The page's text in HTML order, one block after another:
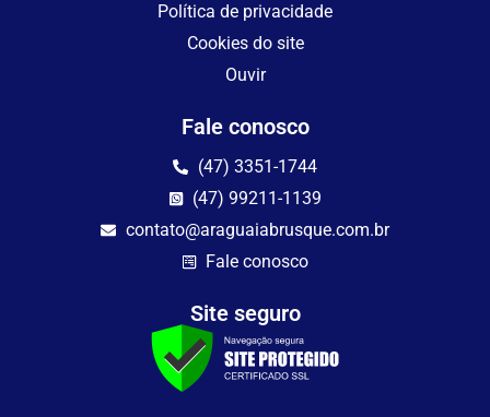
Política de privacidade
Cookies do site
Ouvir
Fale conosco
(47) 3351-1744
(47) 99211-1139
contato@araguaiabrusque.com.br
Fale conosco
Site seguro